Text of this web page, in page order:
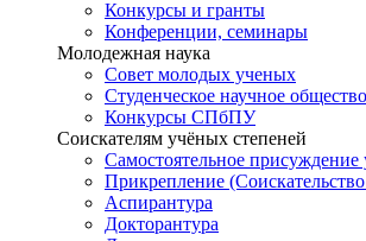
Конкурсы и гранты
Конференции, семинары
Молодежная наука
Совет молодых ученых
Студенческое научное общество
Конкурсы СПбПУ
Соискателям учёных степеней
Самостоятельное присуждение
Прикрепление
Аспирантура
Докторантура